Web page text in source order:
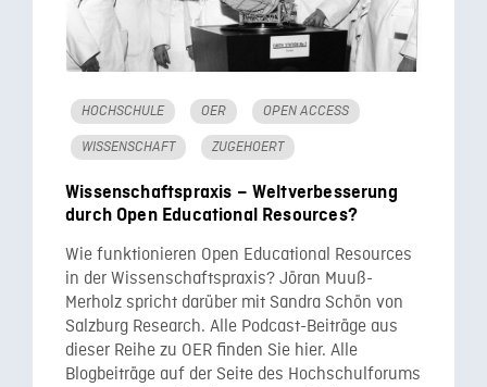
HOCHSCHULE OER OPEN ACCESS
WISSENSCHAFT ZUGEHOERT
Wissenschaftspraxis – Weltverbesserung
durch Open Educational Resources?
Wie funktionieren Open Educational Resources
in der Wissenschaftspraxis? Jöran Muuß-
Merholz spricht darüber mit Sandra Schön von
Salzburg Research. Alle Podcast-Beiträge aus
dieser Reihe zu OER finden Sie hier. Alle
Blogbeiträge auf der Seite des Hochschulforums